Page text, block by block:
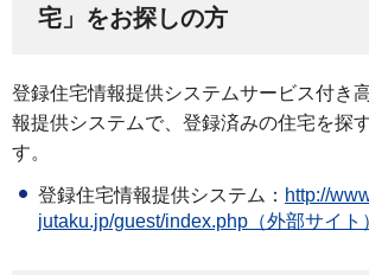
宅」をお探しの方
登録住宅情報提供システムサービス付き
報提供システムで、登録済みの住宅を探
す。
登録住宅情報提供システム： http://
jutaku.jp/guest/index.php（外部サイト